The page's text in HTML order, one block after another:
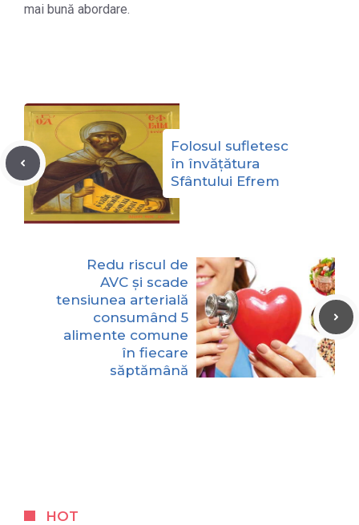
mai bună abordare.
Folosul sufletesc
în învățătura
Sfântului Efrem
Redu riscul de
AVC și scade
tensiunea arterială
consumând 5
alimente comune
în fiecare
săptămână
HOT